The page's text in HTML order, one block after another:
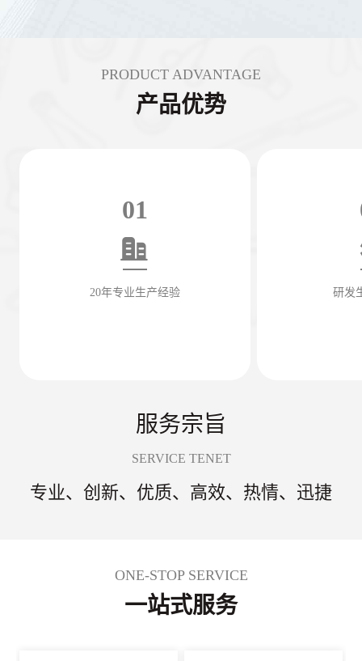
PRODUCT ADVANTAGE
产品优势
01
20年专业生产经验 研发
服务宗旨
SERVICE TENET
专业、创新、优质、高效、热情、迅捷
ONE-STOP SERVICE
一站式服务